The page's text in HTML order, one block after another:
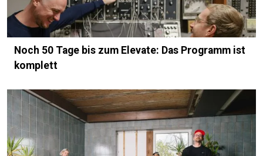
Noch 50 Tage bis zum Elevate: Das Programm ist
komplett